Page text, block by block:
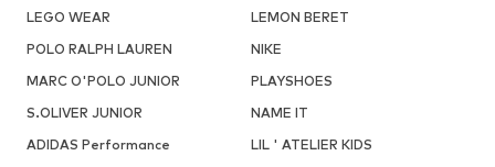
LEGO WEAR
LEMON BERET
POLO RALPH LAUREN
NIKE
MARC O'POLO JUNIOR
PLAYSHOES
S.OLIVER JUNIOR
NAME IT
ADIDAS Performance
LIL ' ATELIER KIDS